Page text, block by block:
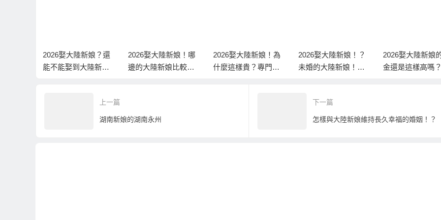
2026娶大陸新娘！哪
邊的大陸新娘比較
2026娶大陸新娘！為
什麼這樣貴？專門在
2026娶大陸新娘！？
未婚的大陸新娘！到
2026娶大陸新娘的聘
金還是這樣高嗎？這
2026娶大陸新娘
多歲，還能到大
上一篇
湖南新娘的湖南永州
下一篇
怎樣與大陸新娘維持長久幸福的婚姻！？